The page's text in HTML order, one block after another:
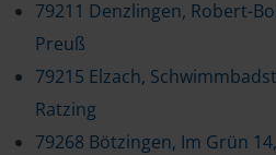
79211 Denzlingen, Robert-
Preuß
79215 Elzach,
Ratzing
79268 Bötzingen, Im Grün